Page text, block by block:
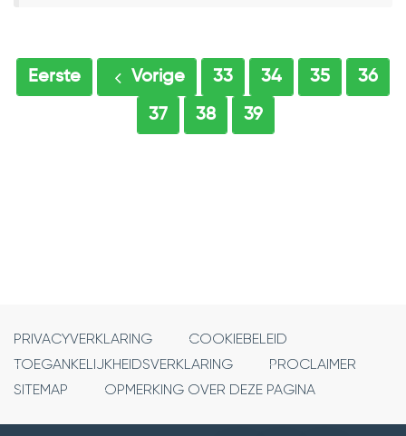
Eerste Vorige 33 34 35 36
37 38 39
PRIVACYVERKLARING
COOKIEBELEID
TOEGANKELIJKHEIDSVERKLARING
PROCLAIMER
SITEMAP
OPMERKING OVER DEZE PAGINA